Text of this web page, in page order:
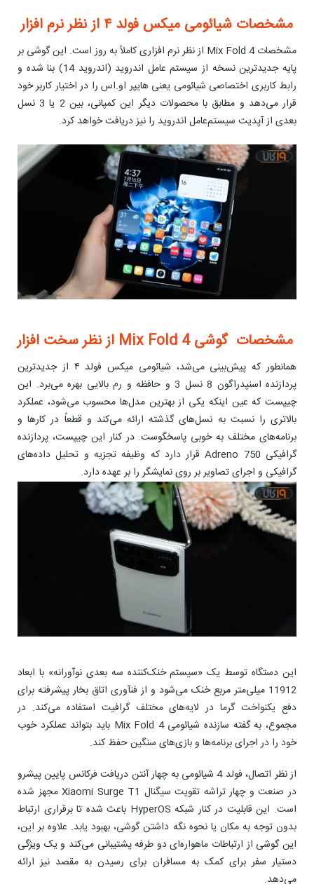
مشخصات شیائومی میکس فولد ۴ از نظر نرم افزار
مشخصات Mix Fold 4 از نظر نرم افزاری کاملاً به روز است. این گوشی بر
پایه جدیدترین نسخه از سیستم عامل اندروید (اندروید 14) بنا شده و
رابط کاربری اختصاصی شیائومی یعنی هایپر او.اس را در اختیار کاربر خود
قرار می‌دهد و مطابق با محصولات دیگر این کمپانی، بین 2 یا 3 نسل
بعدی از آپدیت سیستم‌عامل اندروید را نیز دریافت خواهد کرد.
مشخصات گوشی Mix Fold 4 از نظر سخت افزار
همانطور که پیش‌بینی می‌شد، شیائومی میکس فولد ۴ از جدیدترین
پردازنده اسنپدراگون 8 نسل 3 و حافظه و رم بالایی بهره می‌برد. این
چیپست که عین اینکه یکی از بهترین مدل‌ها محسوب می‌شود، عملکرد
بالاتری را نسبت به نسل‌های گذشته ارائه می‌کند و قطعاً در کارها و
برنامه‌های مختلف به خوبی پاسخگوست. در کنار این چیپست، پردازنده
گرافیکی Adreno 750 قرار دارد که وظیفه تجزیه و تحلیل داده‌های
گرافیکی و اجرای تصاویر بر روی نمایشگر را بر عهده دارد.
این دستگاه توسط یک «سیستم خنک‌کننده سه بعدی نوآورانه» با ابعاد
11912 میلی‌متر مربع خنک می‌شود و از فنآوری اتاق بخار پیشرفته برای
دفع یکنواخت گرما در لایه‌های مختلف گرافیت استفاده می‌کند. در
مجموع، به گفته سازنده شیائومی Mix Fold 4 باید بتواند عملکرد خوب
خود را در اجرای برنامه‌ها و بازی‌های سنگین حفظ کند.
از نظر اتصال، فولد 4 شیائومی به چهار آنتن دریافت فرکانس پایین پیشرو
در صنعت و چهار تراشه تقویت سیگنال Xiaomi Surge T1 مجهز شده
است. این قابلیت در کنار شبکه HyperOS باعث شده تا برقراری ارتباط
بدون توجه به مکان یا نحوه نگه داشتن گوشی، بهبود یابد. علاوه بر این،
این گوشی از ارتباطات ماهواره‌ای دو طرفه پشتیبانی می‌کند و یک ویژگی
دستیار سفر برای کمک به مسافران برای رسیدن به مقصد نیز ارائه
می‌دهد.